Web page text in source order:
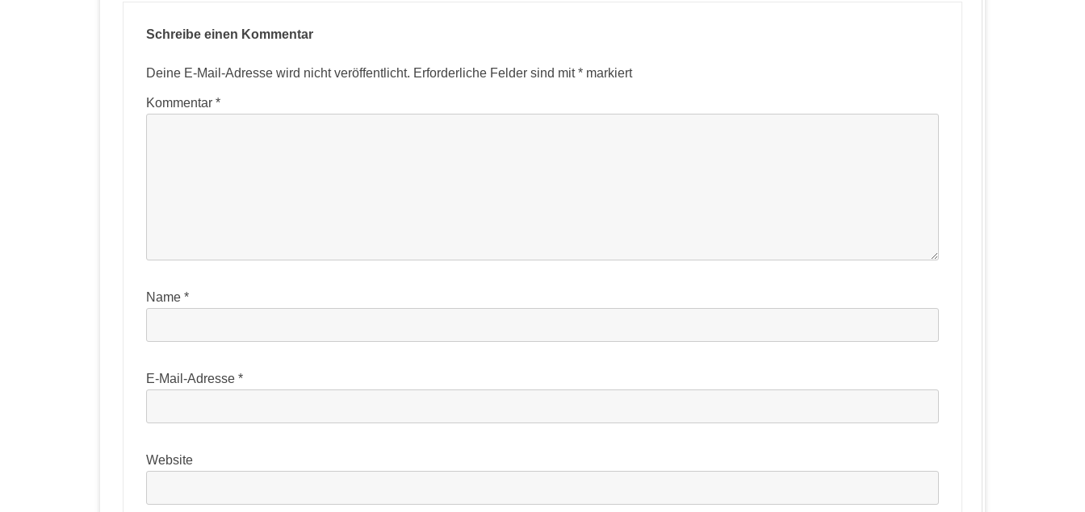
Schreibe einen Kommentar
Deine E-Mail-Adresse wird nicht veröffentlicht. Erforderliche Felder sind mit* markiert
Kommentar *
Name *
E-Mail-Adresse *
Website